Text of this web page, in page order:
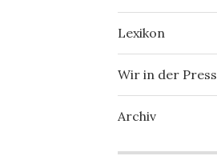
Lexikon
Wir in der
Archiv